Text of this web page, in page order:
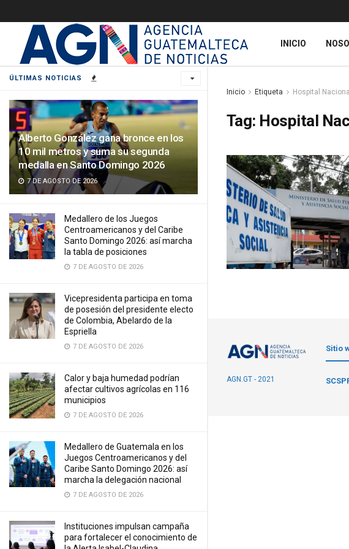
ÚLTIMAS NOTICIAS
Alberto González gana bronce en los
10 mil metros y suma su segunda
medalla en Santo Domingo 2026
7 DE AGOSTO DE 2026
Medallero de los Juegos
Centroamericanos y del Caribe
Santo Domingo 2026: así marcha
la tabla de posiciones
7 DE AGOSTO DE 2026
Vicepresidenta participa en toma
de posesión del presidente electo
de Colombia, Abelardo de la
Espriella
7 DE AGOSTO DE 2026
Calor y baja humedad podrían
afectar cultivos agrícolas en 116
municipios
7 DE AGOSTO DE 2026
Medallero de Guatemala en los
Juegos Centroamericanos y del
Caribe Santo Domingo 2026: así
marcha la delegación nacional
7 DE AGOSTO DE 2026
Instituciones impulsan campaña
para fortalecer el conocimiento de
INICIO
Inicio Etiqueta Hospital
Tag: Hospital
AGN.GT - 2021
Sitio